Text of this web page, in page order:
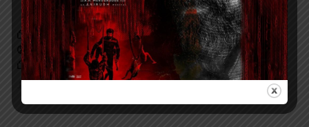
பிரபல நடன இயக்குநர்கள் ஷோபி மாஸ்டர் மற்று லலிதா
ஷோபி மாஸ்டர் தம்பதியருக்கு இரண்டாவது குழந்தை
பிறந்துள்ளது